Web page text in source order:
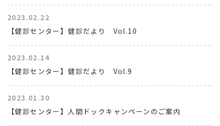
2023.02.22
【健診センター】健診だより Vol.10
2023.02.14
【健診センター】健診だより Vol.9
2023.01.30
【健診センター】人間ドックキャンペーンのご案内